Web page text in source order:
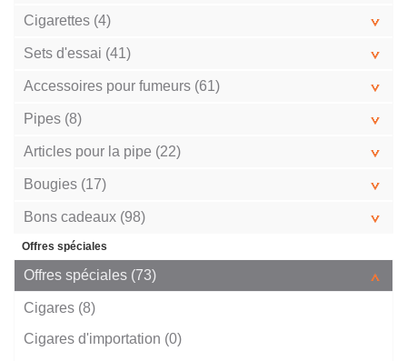
Cigarettes (4)
Sets d'essai (41)
Accessoires pour fumeurs (61)
Pipes (8)
Articles pour la pipe (22)
Bougies (17)
Bons cadeaux (98)
Offres spéciales
Offres spéciales (73)
Cigares (8)
Cigares d'importation (0)